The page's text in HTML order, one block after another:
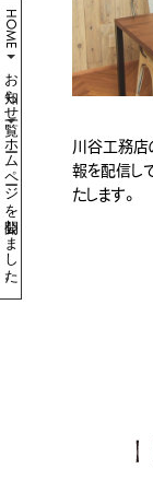
HOME
お知らせ一覧
ホームページを公開しました。
川谷工務店
報を配信し
たします。